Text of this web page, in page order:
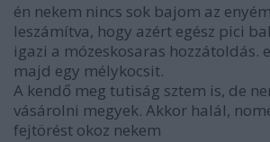
én nekem nincs sok bajom az
leszámítva, hogy azért egész pici
igazi a mózeskosaras hozzátoldás.
majd egy mélykocsit.
A kendő meg tutiság sztem is, de
vásárolni megyek. Akkor halál,
fejtörést okoz nekem